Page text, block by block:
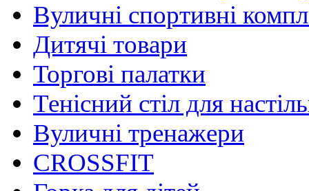
Вуличні спортивні
Дитячі товари
Торгові палатки
Тенісний стіл для
Вуличні тренажери
CROSSFIT